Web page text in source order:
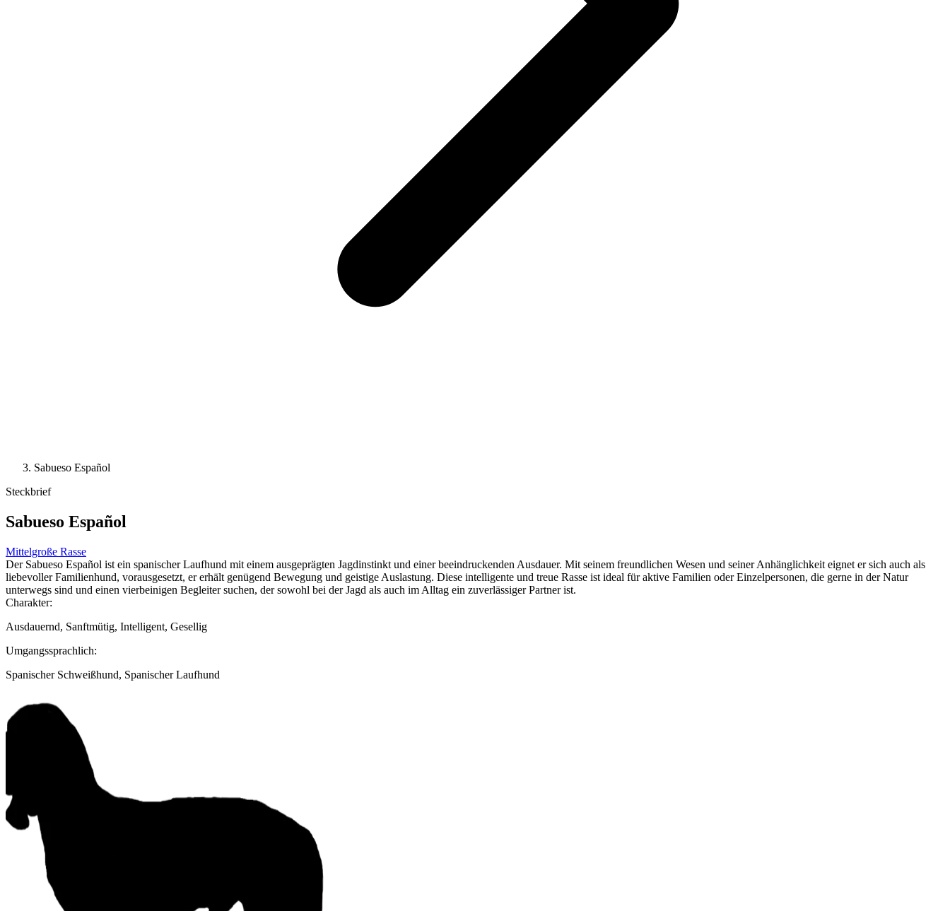
Sabueso Español
Steckbrief
Sabueso Español
Mittelgroße Rasse
Der Sabueso Español ist ein spanischer Laufhund mit einem ausgeprägten Jagdinstinkt und einer beeindruckenden Ausdauer. Mit seinem freundlichen Wesen und seiner Anhänglichkeit eignet er sich auch als
liebevoller Familienhund, vorausgesetzt, er erhält genügend Bewegung und geistige Auslastung. Diese intelligente und treue Rasse ist ideal für aktive Familien oder Einzelpersonen, die gerne in der Natur
unterwegs sind und einen vierbeinigen Begleiter suchen, der sowohl bei der Jagd als auch im Alltag ein zuverlässiger Partner ist.
Charakter:
Ausdauernd, Sanftmütig, Intelligent, Gesellig
Umgangssprachlich:
Spanischer Schweißhund, Spanischer Laufhund